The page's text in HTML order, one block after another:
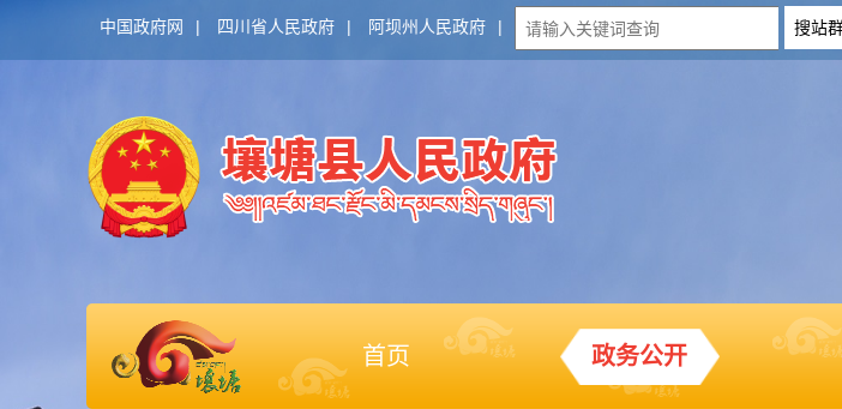
中国政府网 | 四川省人民政府 | 阿坝州人民政府 |
首页 政务公开